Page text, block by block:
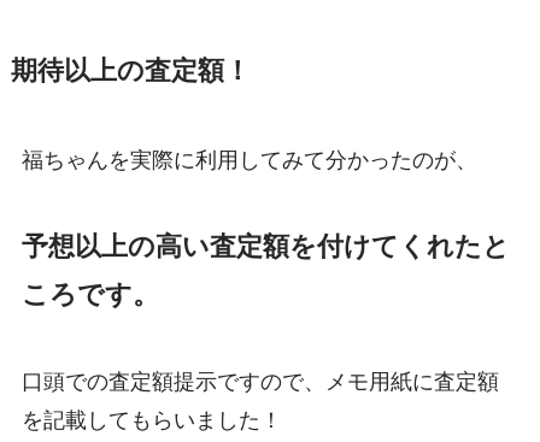
期待以上の査定額！
福ちゃんを実際に利用してみて分かったのが、
予想以上の高い査定額を付けてくれたと
ころです。
口頭での査定額提示ですので、メモ用紙に査定額
を記載してもらいました！